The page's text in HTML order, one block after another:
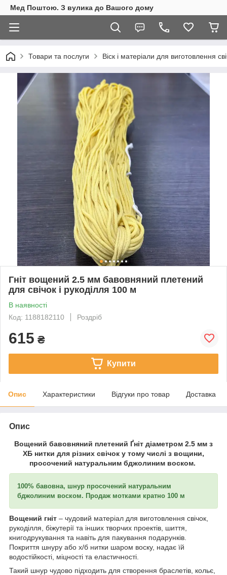
Мед Поштою. З вулика до Вашого дому
Товари та послуги Віск і матеріали для виготовлення
Гніт вощений 2.5 мм бавовняний плетений
для свічок і рукоділля 100 м
В наявності
Код: 1188182110
Роздріб
615 ₴
Купити
Опис Характеристики Відгуки про товар Доставка
Опис
Вощений бавовняний плетений Ґніт діаметром 2.5 мм з
ХБ нитки для різних свічок у тому числі з вощини,
просочений натуральним бджолиним воском.
100% бавовна, шнур просочений натуральним
бджолиним воском. Продаж мотками кратно 100 м
Вощений гніт – чудовий матеріал для виготовлення свічок,
рукоділля, біжутерії та інших творчих проектів, шиття,
книгодрукування та навіть для пакування подарунків.
Покриття шнуру або х/б нитки шаром воску, надає їй
водостійкості, міцності та еластичності.
Такий шнур чудово підходить для створення браслетів, кольє,